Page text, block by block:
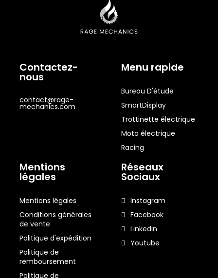
Contactez-
nous
contact@rage-
mechanics.com
Menu rapide
Bureau D'étude
SmartDisplay
Trottinette électrique
Moto électrique
Racing
Mentions
légales
Mentions légales
Conditions générales
de vente
Politique d'expédition
Politique de
remboursement
Politique de
Réseaux
Sociaux
Instagram
Facebook
Linkedin
Youtube